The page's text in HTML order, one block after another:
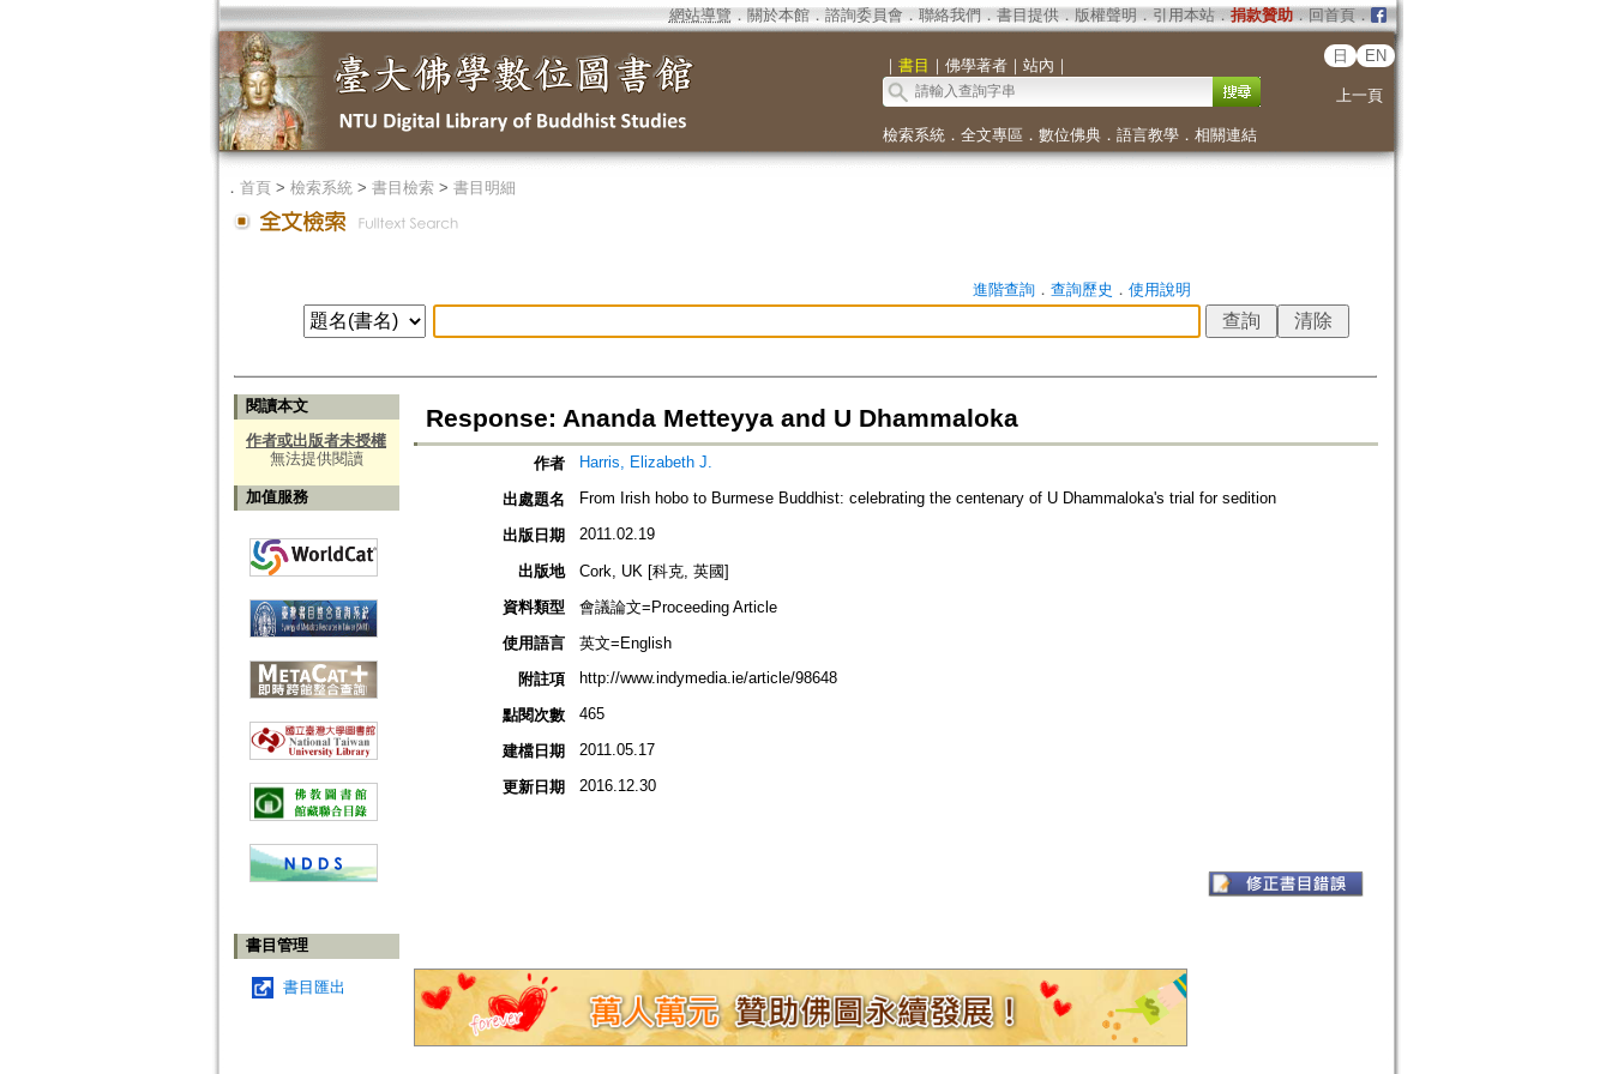
網站導覽 ． 關於本館． 諮詢委員會． 聯絡我們 ． 書目提供． 版權聲明 ． 引用本站． 捐款贊助．回首頁．
｜ 書目 ｜ 佛學著者｜ 站內 ｜
日 EN
上一頁
檢索系統． 全文專區 ． 數位佛典． 語言教學． 相關連結
． 首頁> 檢索系統> 書目檢索> 書目明細
進階查詢． 查詢歷史 ． 使用說明
閱讀本文
作者或出版者未授權
無法提供閱讀
加值服務
書目管理
書目匯出
Response: Ananda Metteyya and U Dhammaloka
作者 Harris, Elizabeth J.
出處題名 From Irish hobo to Burmese Buddhist: celebrating the centenary of U Dhammaloka's trial for sedition
出版日期 2011.02.19
出版地
Cork, UK [科克, 英國]
資料類型
會議論文=Proceeding Article
使用語言
英文=English
附註項
http://www.indymedia.ie/article/98648
點閱次數 465
建檔日期 2011.05.17
更新日期 2016.12.30